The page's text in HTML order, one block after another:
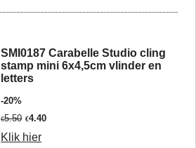
SMI0187 Carabelle Studio cling
stamp mini 6x4,5cm vlinder en
letters
-20%
€5.50 €4.40
Klik hier